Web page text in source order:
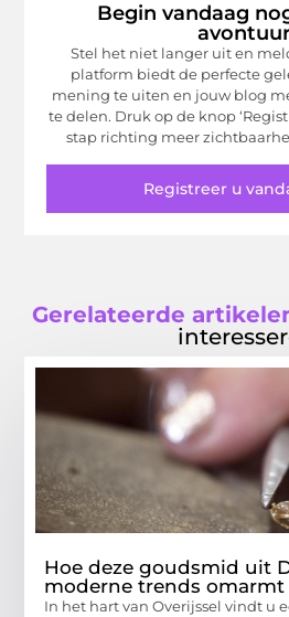
Begin vandaag
Stel het niet langer uit en
platform biedt de perfecte
mening te uiten en jouw blog
te delen. Druk op de knop
stap richting meer
Registreer u
Gerelateerde
Hoe deze goudsmid uit
moderne trends omarmt
In het hart van Overijssel vindt u